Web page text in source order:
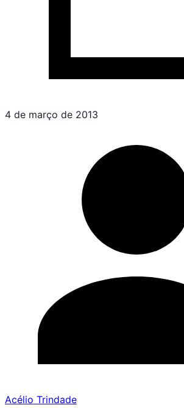
4 de março de 2013
Acélio Trindade